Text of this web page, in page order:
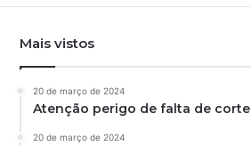
Mais vistos
20 de março de 2024
Atenção perigo de falta de corte
20 de março de 2024